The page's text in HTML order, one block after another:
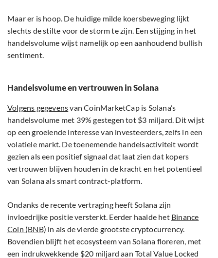
Maar er is hoop. De huidige milde koersbeweging lijkt
slechts de stilte voor de storm te zijn. Een stijging in het
handelsvolume wijst namelijk op een aanhoudend bullish
sentiment.
Handelsvolume en vertrouwen in Solana
Volgens gegevensvan CoinMarketCap is Solana’s
handelsvolume met 39% gestegen tot $3 miljard. Dit wijst
op een groeiende interesse van investeerders, zelfs in een
volatiele markt. De toenemende handelsactiviteit wordt
gezien als een positief signaal dat laat zien dat kopers
vertrouwen blijven houden in de kracht en het potentieel
van Solana als smart contract-platform.
Ondanks de recente vertraging heeft Solana zijn
invloedrijke positie versterkt. Eerder haalde het Binance
Coin (BNB) in als de vierde grootste cryptocurrency.
Bovendien blijft het ecosysteem van Solana floreren, met
een indrukwekkende $20 miljard aan Total Value Locked